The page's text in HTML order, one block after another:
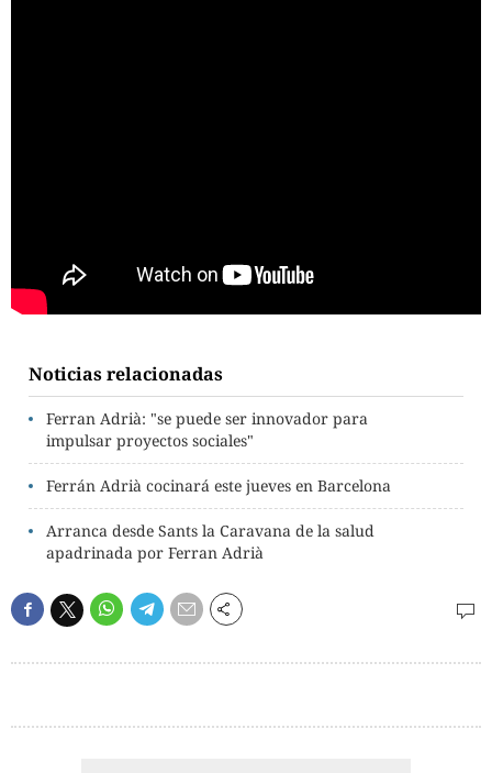
Noticias relacionadas
Ferran Adrià: "se puede ser innovador para
impulsar proyectos sociales"
Ferrán Adrià cocinará este jueves en Barcelona
Arranca desde Sants la Caravana de la salud
apadrinada por Ferran Adrià